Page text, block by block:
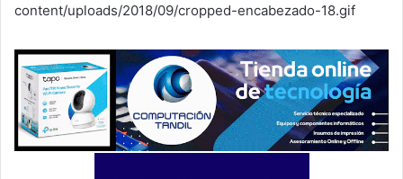
content/uploads/2018/09/cropped-encabezado-18.gif